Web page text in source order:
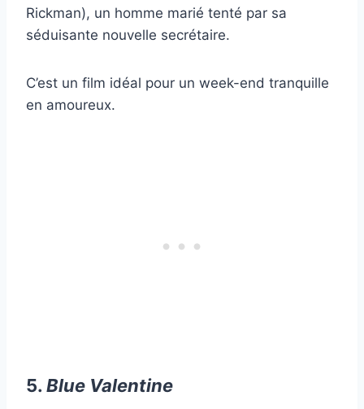
Rickman), un homme marié tenté par sa
séduisante nouvelle secrétaire.
C’est un film idéal pour un week-end tranquille
en amoureux.
5. Blue Valentine